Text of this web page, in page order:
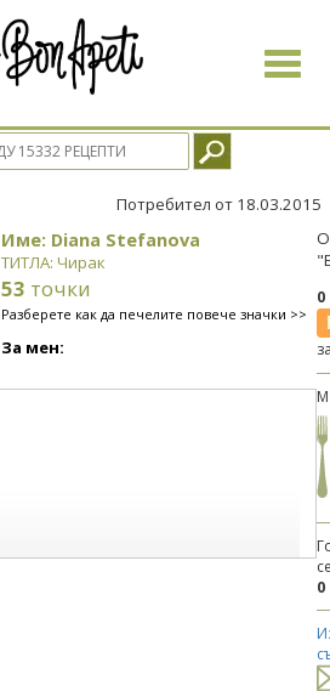
Toggle
Потребител от 18.03.2015
Име: Diana Stefanova
ТИТЛА: Чирак
53 точки
Разберете как да печелите повече значки >>
За мен:
0